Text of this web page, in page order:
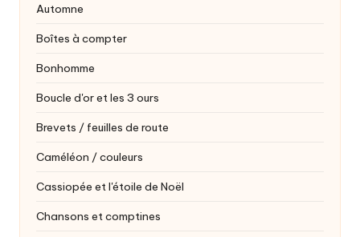
Automne
Boîtes à compter
Bonhomme
Boucle d'or et les 3 ours
Brevets / feuilles de route
Caméléon / couleurs
Cassiopée et l'étoile de Noël
Chansons et comptines